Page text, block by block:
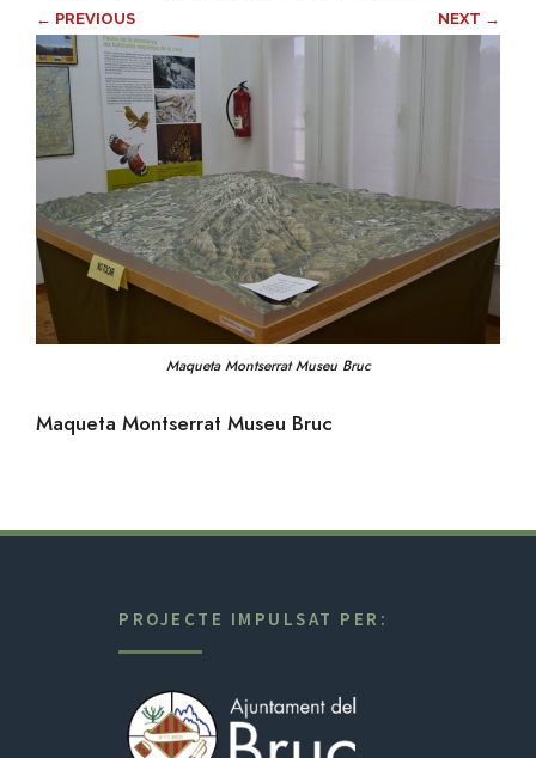
← PREVIOUS NEXT →
Maqueta Montserrat Museu Bruc
Maqueta Montserrat Museu Bruc
PROJECTE IMPULSAT PER: